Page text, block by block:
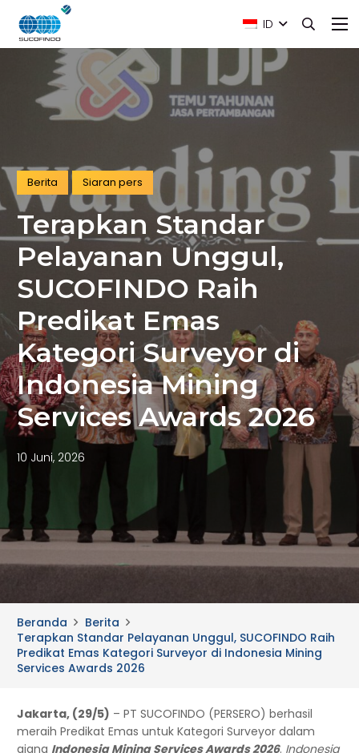
ID
Berita Siaran pers
Terapkan Standar
Pelayanan Unggul,
SUCOFINDO Raih
Predikat Emas
Kategori Surveyor di
Indonesia Mining
Services Awards 2026
10 Juni, 2026
Beranda
Berita
Terapkan Standar Pelayanan Unggul, SUCOFINDO Raih
Predikat Emas Kategori Surveyor di Indonesia Mining
Services Awards 2026
Jakarta, (29/5) – PT SUCOFINDO (PERSERO) berhasil
meraih Predikat Emas untuk Kategori Surveyor dalam
ajang Indonesia Mining Services Awards 2026. Indonesia